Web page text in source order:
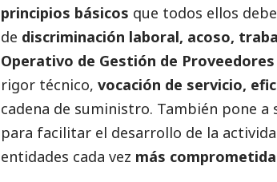
principios básicos que todos ellos
de discriminación laboral, acoso,
Operativo de Gestión de Proveedores
rigor técnico, vocación de servicio,
cadena de suministro. También pone a
para facilitar el desarrollo de la
entidades cada vez más